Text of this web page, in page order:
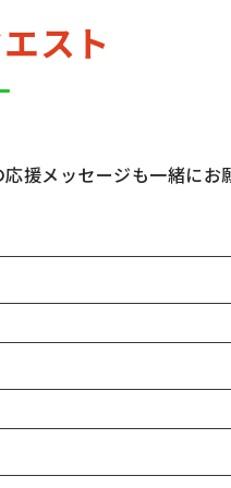
スト
援メッセージも一緒にお